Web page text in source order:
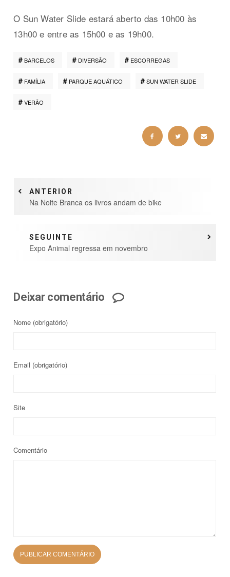
O Sun Water Slide estará aberto das 10h00 às
13h00 e entre as 15h00 e as 19h00.
BARCELOS DIVERSÃO ESCORREGAS
FAMÍLIA PARQUE AQUÁTICO SUN WATER SLIDE
VERÃO
ANTERIOR
Na Noite Branca os livros andam de bike
SEGUINTE
Expo Animal regressa em novembro
Deixar comentário
Nome (obrigatório)
Email (obrigatório)
Site
Comentário